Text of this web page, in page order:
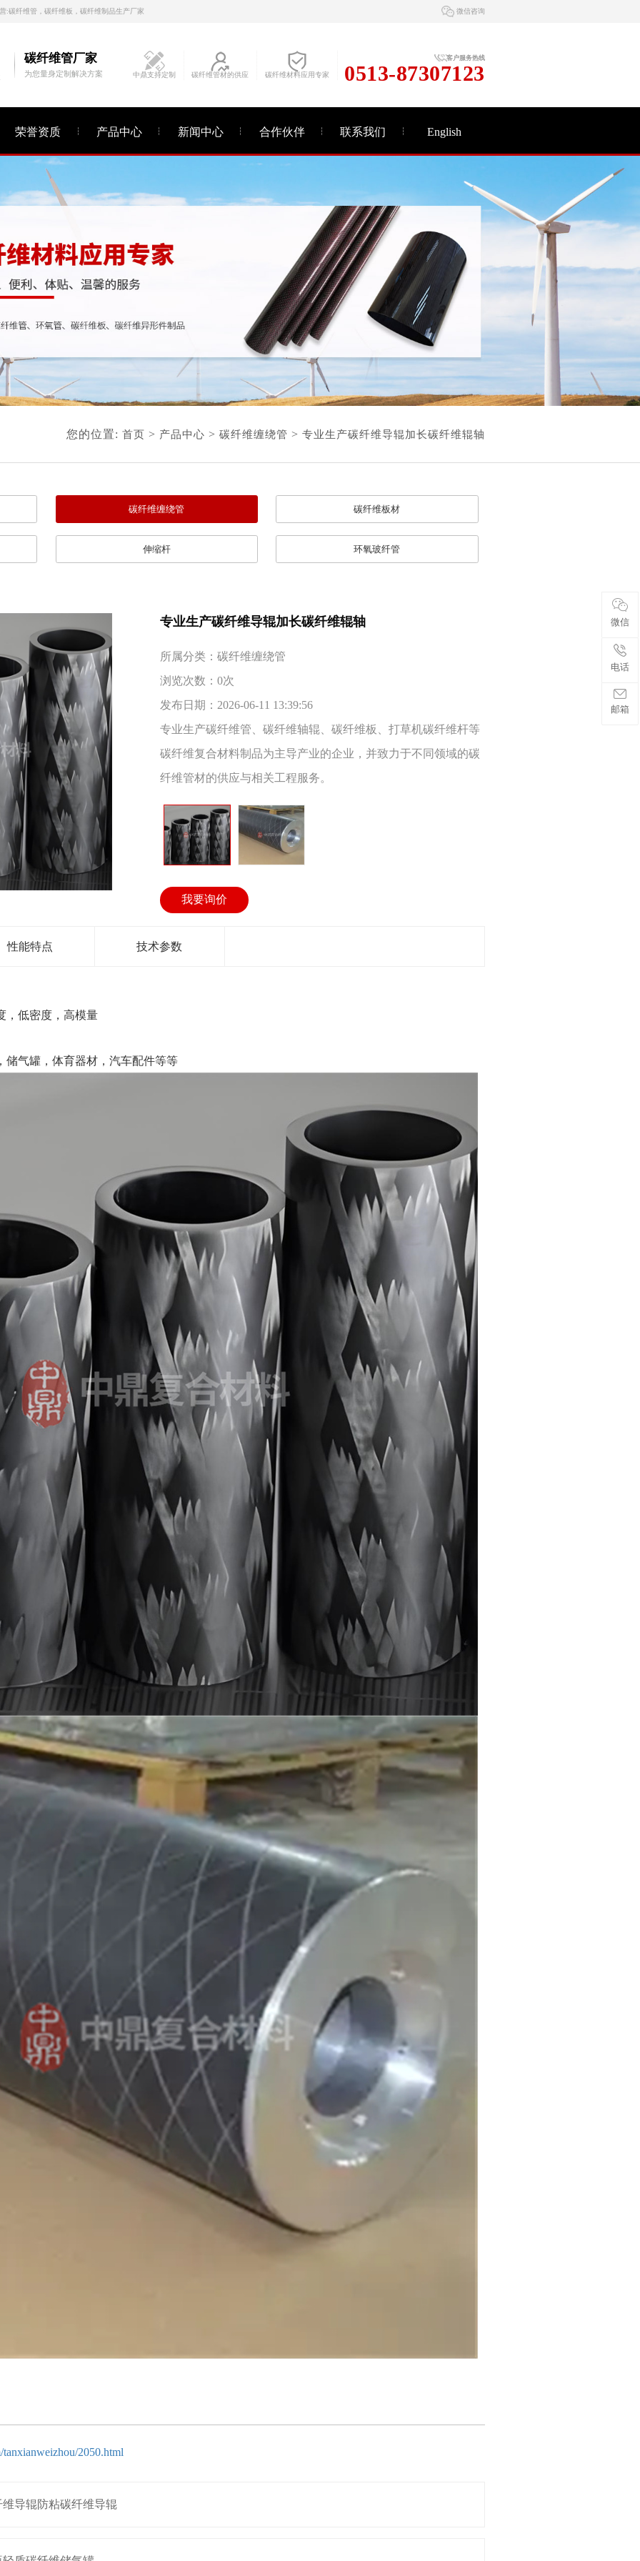
:碳纤维管，碳纤维板，碳纤维制品生产厂家 微信咨询
碳纤维管厂家
为您量身定制解决方案 中鼎支持定制 碳纤维管材的供应 碳纤维材料应用专家
客户服务热线
0513-87307123
荣誉资质 产品中心 新闻中心 合作伙伴 联系我们 English
您的位置: 首页 > 产品中心 > 碳纤维缠绕管 > 专业生产碳纤维导辊加长碳纤维辊轴
碳纤维缠绕管 碳纤维板材
伸缩杆 环氧玻纤管
专业生产碳纤维导辊加长碳纤维辊轴
所属分类： 碳纤维缠绕管
浏览次数： 0次
发布日期： 2026-06-11 13:39:56
专业生产碳纤维管、碳纤维轴辊、碳纤维板、打草机碳纤维杆等
碳纤维复合材料制品为主导产业的企业，并致力于不同领域的碳
纤维管材的供应与相关工程服务。
我要询价
性能特点 技术参数
，低密度，高模量
储气罐，体育器材，汽车配件等等
2050.html
导辊防粘碳纤维导辊
微信
电话
邮箱